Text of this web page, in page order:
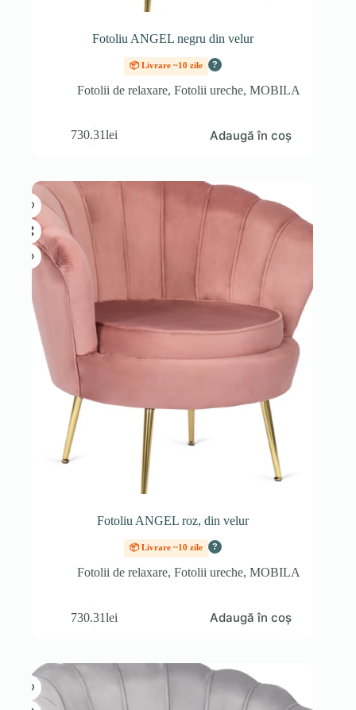
Fotoliu ANGEL negru din velur
📦 Livrare ~10 zile ?
Fotolii de relaxare, Fotolii ureche, MOBILA
730.31lei Adaugă în coș
Fotoliu ANGEL roz, din velur
📦 Livrare ~10 zile ?
Fotolii de relaxare, Fotolii ureche, MOBILA
730.31lei Adaugă în coș